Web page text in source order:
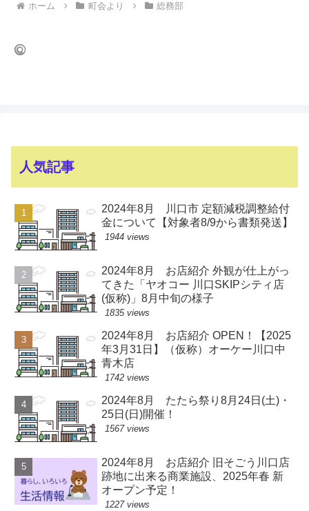
ホーム 町会より 総務部
人気記事
2024年8月 川口市 定額減税調整給付
金について【対象者8/9から書類発送】
1944 views
2024年8月 お店紹介 外観が仕上がっ
てきた「ヤオコー 川口SKIPシティ店
(仮称)」8月中旬の様子
1835 views
2024年8月 お店紹介 OPEN！【2025
年3月31日】（仮称）オーケー川口中
青木店
1742 views
2024年8月 たたら祭り8月24日(土)・
25日(日)開催！
1567 views
2024年8月 お店紹介 旧そごう川口店
跡地に出来る商業施設、2025年春 新
オープン予定！
1227 views